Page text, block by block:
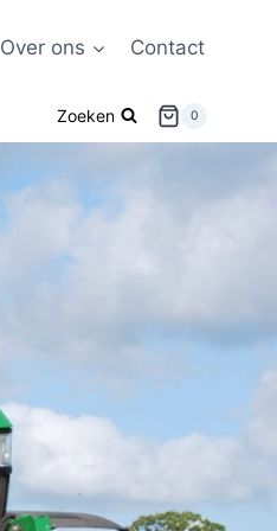
Over ons Contact
Zoeken 0